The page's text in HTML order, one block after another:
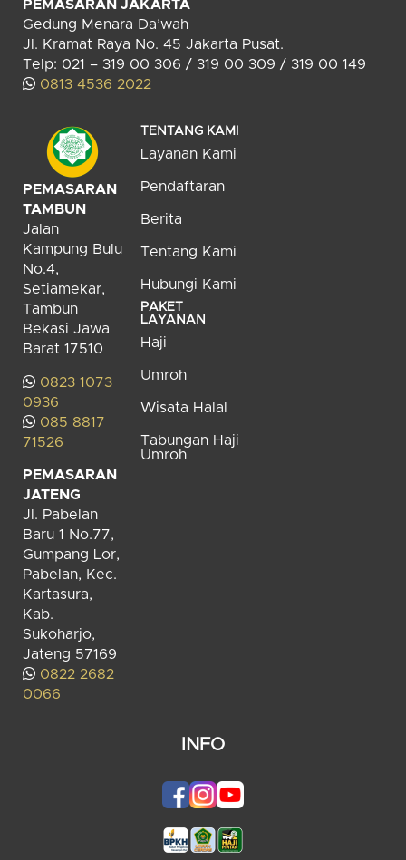
PEMASARAN JAKARTA
Gedung Menara Da’wah
Jl. Kramat Raya No. 45 Jakarta Pusat.
Telp: 021 – 319 00 306 / 319 00 309 / 319 00 149
0813 4536 2022
PEMASARAN
TAMBUN
Jalan
Kampung Bulu
No.4,
Setiamekar,
Tambun
Bekasi Jawa
Barat 17510
0823 1073
0936
085 8817
71526
PEMASARAN
JATENG
Jl. Pabelan
Baru 1 No.77,
Gumpang Lor,
Pabelan, Kec.
Kartasura,
Kab.
Sukoharjo,
Jateng 57169
0822 2682
0066
TENTANG KAMI
Layanan Kami
Pendaftaran
Berita
Tentang Kami
Hubungi Kami
PAKET
LAYANAN
Haji
Umroh
Wisata Halal
Tabungan Haji
Umroh
INFO